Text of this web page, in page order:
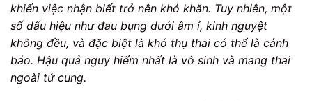
khiến việc nhận biết trở nên khó khăn. Tuy nhiên, một
số dấu hiệu như đau bụng dưới âm ỉ, kinh nguyệt
không đều, và đặc biệt là khó thụ thai có thể là cảnh
báo. Hậu quả nguy hiểm nhất là vô sinh và mang thai
ngoài tử cung.